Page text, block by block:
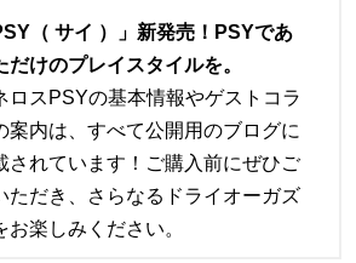
（ サイ ）」新発売！PSYであ
だけのプレイスタイルを。
ロスPSYの基本情報やゲストコラ
案内は、すべて公開用のブログに
されています！ご購入前にぜひご
ただき、さらなるドライオーガズ
お楽しみください。